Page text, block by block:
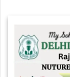
e
b
s
A
p